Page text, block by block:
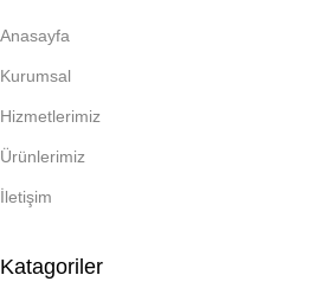
Anasayfa
Kurumsal
Hizmetlerimiz
Ürünlerimiz
İletişim
Katagoriler